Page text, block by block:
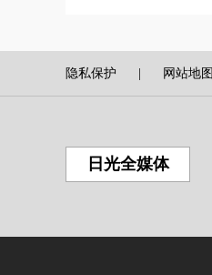
隐私保护 网站地图
日光全媒体